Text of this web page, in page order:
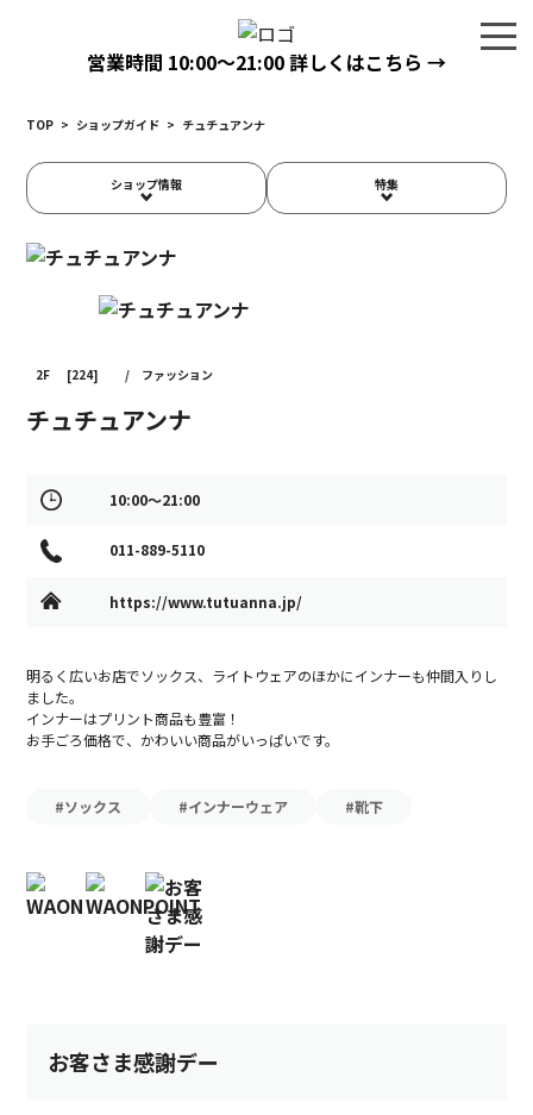
営業時間 10:00〜21:00詳しくはこちら →
TOP > ショップガイド > チュチュアンナ
ショップ情報 特集
2F [224] / ファッション
チュチュアンナ
10:00～21:00
011-889-5110
https://www.tutuanna.jp/
明るく広いお店でソックス、ライトウェアのほかにインナーも仲間入りし
ました。
インナーはプリント商品も豊富！
お手ごろ価格で、かわいい商品がいっぱいです。
#ソックス #インナーウェア #靴下
お客さま感謝デー